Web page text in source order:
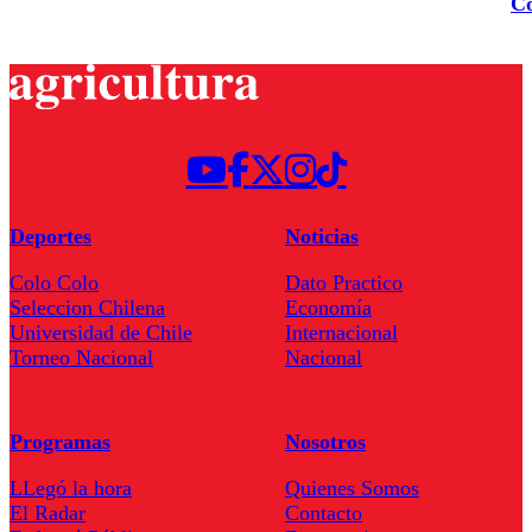
Deportes
Colo Colo
Seleccion Chilena
Universidad de Chile
Torneo Nacional
Noticias
Dato Practico
Economía
Internacional
Nacional
Programas
LLegó la hora
El Radar
Nosotros
Quienes Somos
Contacto